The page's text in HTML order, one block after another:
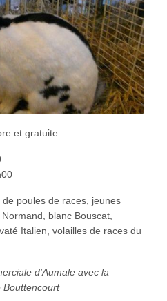
et gratuite
poules de races, jeunes
blanc Bouscat,
Italien, volailles de races du
d’Aumale avec la
Bouttencourt